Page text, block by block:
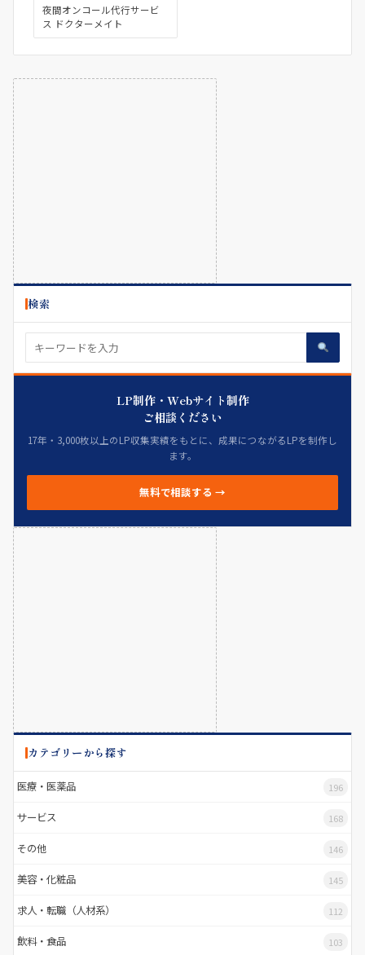
夜間オンコール代行サービ
ス ドクターメイト
検索
LP制作・Webサイト制作
ご相談ください
17年・3,000枚以上のLP収集実績をもとに、成果につながるLPを制作し
ます。
無料で相談する →
カテゴリーから探す
医療・医薬品 196
サービス 168
その他 146
美容・化粧品 145
求人・転職（人材系） 112
飲料・食品 103